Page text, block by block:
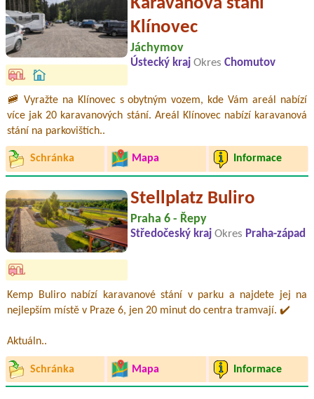
Karavanová stání
Klínovec
Jáchymov
Ústecký kraj Okres Chomutov
🚞 Vyražte na Klínovec s obytným vozem, kde Vám areál nabízí
více jak 20 karavanových stání. Areál Klínovec nabízí karavanová
stání na parkovištích..
Schránka Mapa Informace
Stellplatz Buliro
Praha 6 - Řepy
Středočeský kraj Okres Praha-západ
Kemp Buliro nabízí karavanové stání v parku a najdete jej na
nejlepším místě v Praze 6, jen 20 minut do centra tramvají. ✔️
Aktuáln..
Schránka Mapa Informace